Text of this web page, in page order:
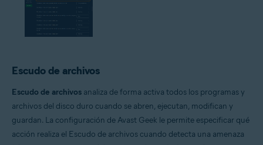
Escudo de archivos
Escudo de archivos analiza de forma activa todos los programas y
archivos del disco duro cuando se abren, ejecutan, modifican y
guardan. La configuración de Avast Geek le permite especificar qué
acción realiza el Escudo de archivos cuando detecta una amenaza